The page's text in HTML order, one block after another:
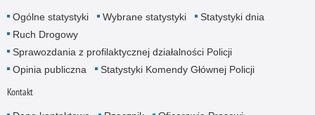
Ogólne statystyki Wybrane statystyki
Statystyki dnia
Ruch Drogowy
Sprawozdania z profilaktycznej działalności Policji
Opinia publiczna
Statystyki Komendy Głównej Policji
Kontakt